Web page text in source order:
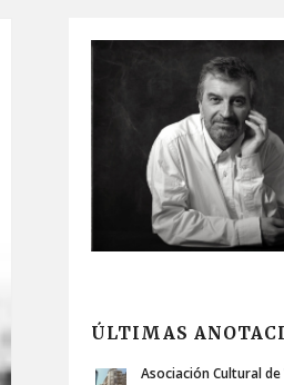
ÚLTIMAS
Asociación Cultural de